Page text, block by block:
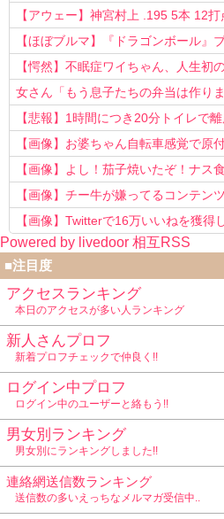
【アウェー】神宮村上 .195 5本 12
【ほぼブルマ】『ドラゴンボール』
ン、クッソ可愛すぎるwwwwwww
【愕然】不眠症ワイちゃん、人生初
ｗｗｗｗ
女さん「もう息子たちの弁当は作り
う知らない！」
【悲報】1時間につき20分トイレで
以上転職を重ねてしまう
【画像】お婆ちゃん自転車感覚で原
www
【画像】よし！茄子焼いたぞ！ナス
【画像】チー牛が嫌ってるコンテン
確定ｗｗ
【画像】Twitterで16万いいねを獲得
リで草www
Powered by livedoor 相互RSS
■注目度
アクセスランキング
本日のアクセスが多い人ランキング
新人さんプロフ
新着プロフチェックで仲良く!!
ログイン中プロフ
ログイン中のユーザーと絡もう!!
男女別ランキング
男女別にランキングしました!!
連絡網送信数ランキング
送信数の多いえっちなメルマガ受信中..